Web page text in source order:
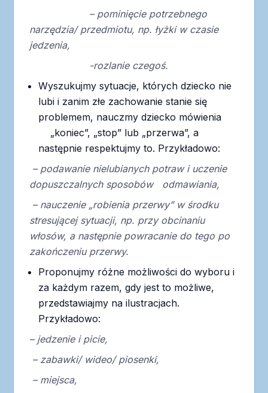
– pominięcie potrzebnego
narzędzia/ przedmiotu, np. łyżki w czasie
jedzenia,
-rozlanie czegoś.
Wyszukujmy sytuacje, których dziecko nie
lubi i zanim złe zachowanie stanie się
problemem, nauczmy dziecko mówienia
„koniec”, „stop” lub „przerwa”, a
następnie respektujmy to. Przykładowo:
– podawanie nielubianych potraw i uczenie
dopuszczalnych sposobów
odmawiania,
– nauczenie „robienia przerwy” w środku
stresującej sytuacji, np. przy obcinaniu
włosów, a następnie powracanie do tego po
zakończeniu przerwy.
Proponujmy różne możliwości do wyboru i
za każdym razem, gdy jest to możliwe,
przedstawiajmy na ilustracjach.
Przykładowo:
– jedzenie i picie,
– zabawki/ wideo/ piosenki,
– miejsca,